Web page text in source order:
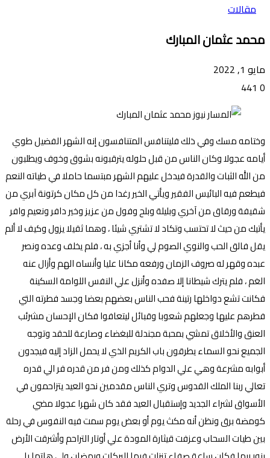
مقالات
محمد عثمان المبارك
مايو 1, 2022
0
وختامه مسك وفي ذلك فليتنافس المتنافسون إنه الشهر الفضيل طوي
أيامه عجولا وكان الناس من قبل حلوله يترقبونه بشوق وخوف ويطلبون
من الله الثبات والقدرة فيدخل عليهم الشهر مبتسما حاملا في طياته النعم
فيطعم فيه البائيس الفقير ويأتي الخير رغدا من كل مكان كرتونة آبري من
شقيفة ورقاق من آخري وبليلة وبلح وفول من عزيز وخير دافر ونعيم وافر
يأتيك من حيث لا تحتسب وتكاد لا تشتري شيئا ، وهما ثقيلا يزول وكيف لا ألم
يقل فالق الحب والنوي الصوم لي وأنا أجزي به ، فلم يخلف وعده ونصر
عبده وقهر له صروف الزمان ورفعه مكانا عليا وأنساه الهم وأزال عنه
الغم ، فلم يترك شيطانا إلا صفده وأنزل علي النفس اللوامة السكينة
فكانت تشع دواخلها رتينة فحب الناس بعضهم بعضا وجسد فطرته التي
فطرهم عليها وجعلهم شعوبا وقبائل ليتعافوا فكان الإحسان مشرئب
العنق والأخلاق تمشي بمحبة مجندلة للبغضاء وصارعة للحقد وتوجه
الجميع نحو السماء يطرقون باب الكريم الذي لا يحمل الزاد إليه فيجدون
أبوابه مشرعة وهي علي الدوام كذلك ومن فر من قدره فر الي قدره
تعالي ربنا الملك القدوس وتري الناس مقدمين نحو العيد يتزاحمون في
الأسواق لشراء الجديد وإستقبال العيد فقد كان شهرا عجولا مضي
كومضة برق ونظن أنه مكث يوم أو بعض يوم سمت فيه النفوس في رحلة
بين طيات السحاب وعزفت قيثارة المودة علي أوتار التراحم وأشرقت الأرض